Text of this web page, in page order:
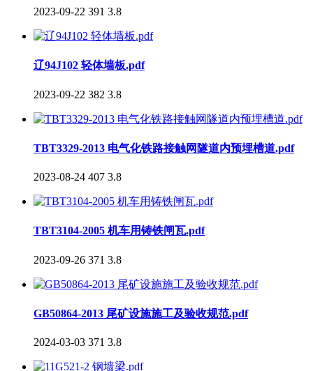
2023-09-22 391 3.8
辽94J102 轻体墙板.pdf
2023-09-22 382 3.8
TBT3329-2013 电气化铁路接触网隧道内预埋槽道.pdf
2023-08-24 407 3.8
TBT3104-2005 机车用铸铁闸瓦.pdf
2023-09-26 371 3.8
GB50864-2013 尾矿设施施工及验收规范.pdf
2024-03-03 371 3.8